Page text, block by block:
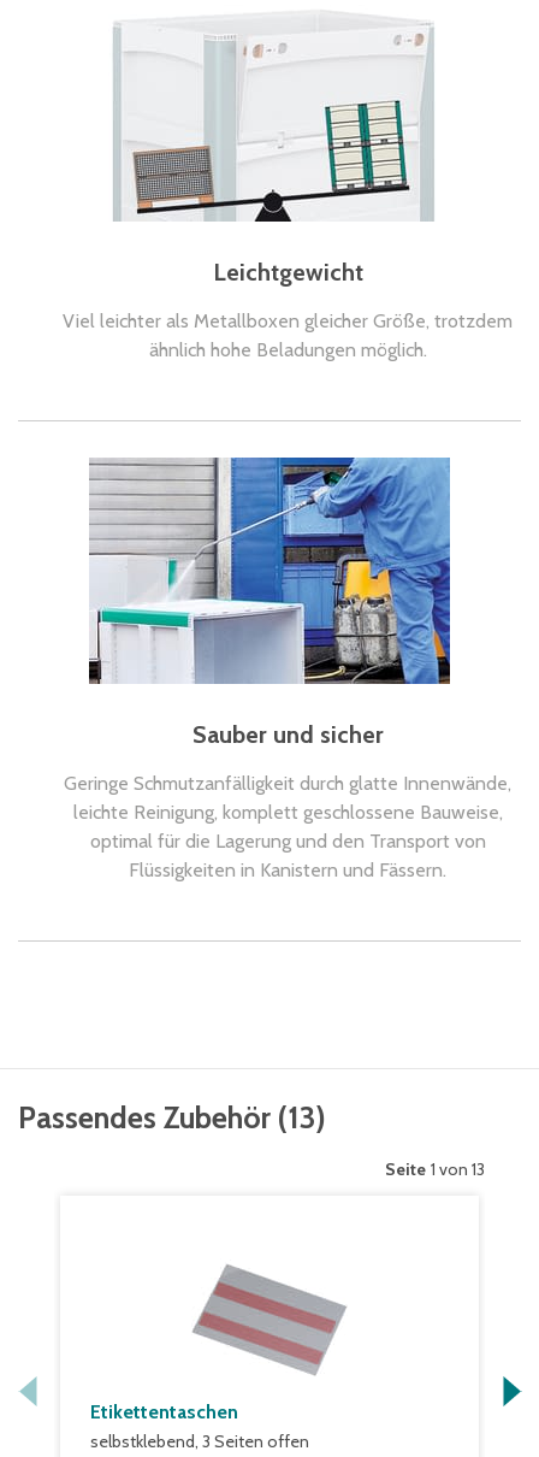
Leichtgewicht
Viel leichter als Metallboxen gleicher Größe, trotzdem
ähnlich hohe Beladungen möglich.
Sauber und sicher
Geringe Schmutzanfälligkeit durch glatte Innenwände,
leichte Reinigung, komplett geschlossene Bauweise,
optimal für die Lagerung und den Transport von
Flüssigkeiten in Kanistern und Fässern.
Passendes Zubehör (13)
Seite 1 von 13
Etikettentaschen
selbstklebend, 3 Seiten offen